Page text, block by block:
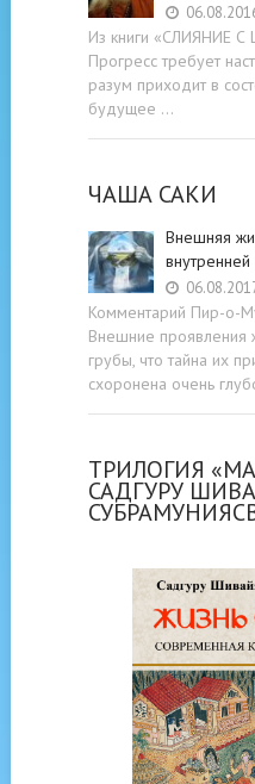
Из книги «СЛИЯНИЕ
Прогресс требует
разум приходит в
будущее …
ЧАША САКИ
Внешняя
внутренней
Комментарий Пир-о-
Внешние проявления
грубы, что тайна их
схоронена очень
ТРИЛОГИЯ
САДГУРУ